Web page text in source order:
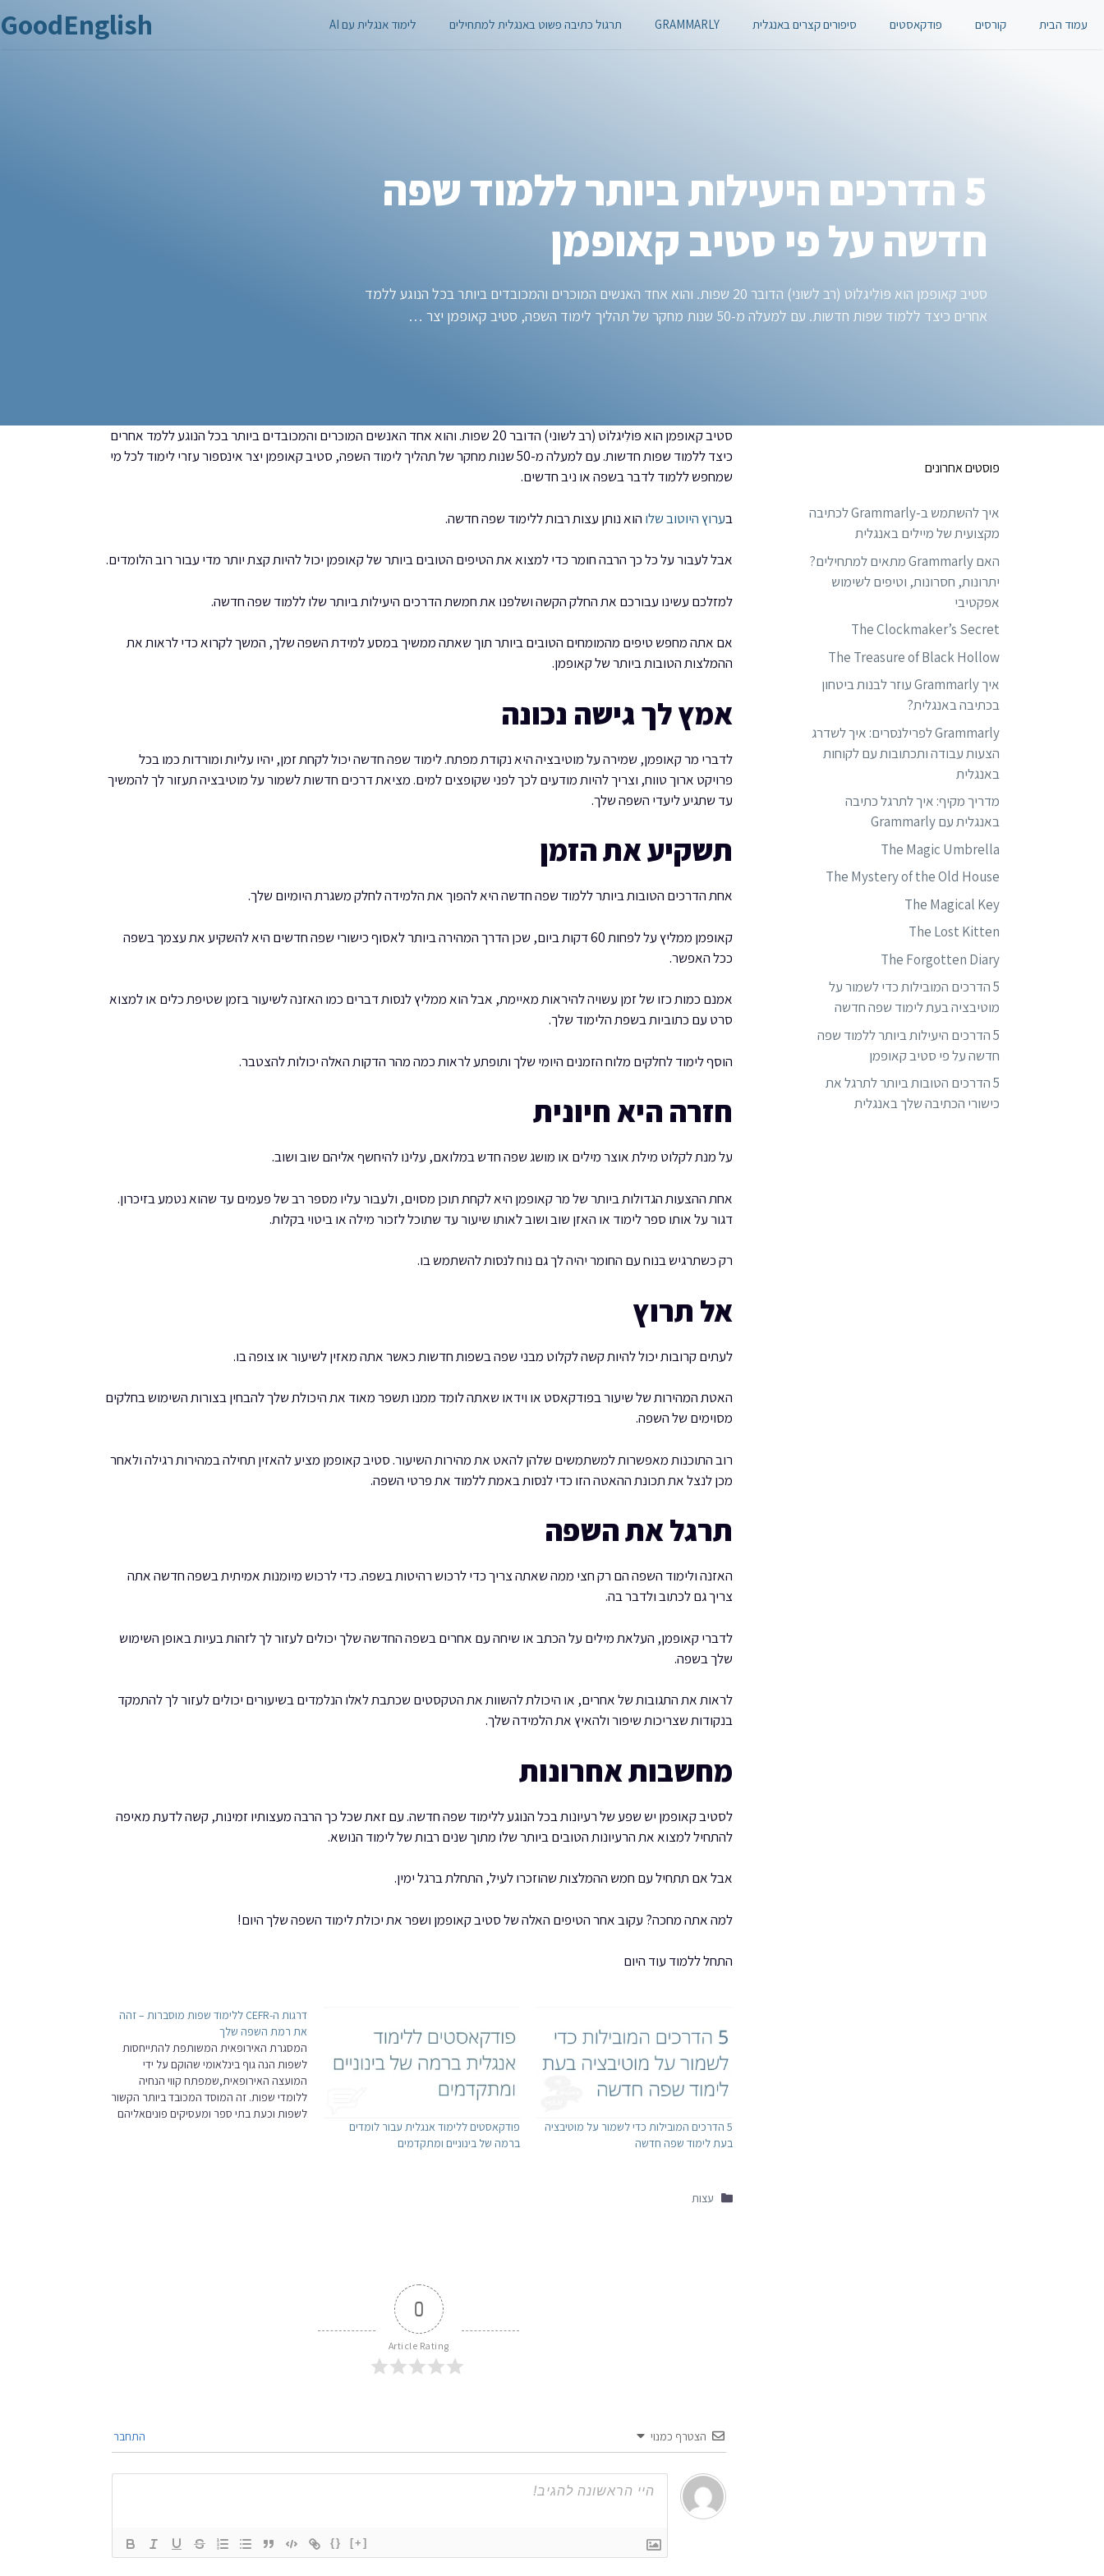
לתוכן
GoodEnglish עמוד הבית קורסים פודקאסטים סיפורים קצרים באנגלית GRAMMARLY תרגול כתיבה פשוט באנגלית למתחילים לימוד אנגלית עם AI
5 הדרכים היעילות ביותר ללמוד שפה
חדשה על פי סטיב קאופמן
סטיב קאופמן הוא פּוֹלִיגלוֹט (רב לשוני) הדובר 20 שפות. והוא אחד האנשים המוכרים והמכובדים ביותר בכל הנוגע ללמד
אחרים כיצד ללמוד שפות חדשות. עם למעלה מ-50 שנות מחקר של תהליך לימוד השפה, סטיב קאופמן יצר …
סטיב קאופמן הוא פּוֹלִיגלוֹט (רב לשוני) הדובר 20 שפות. והוא אחד האנשים המוכרים והמכובדים ביותר בכל הנוגע ללמד אחרים
כיצד ללמוד שפות חדשות. עם למעלה מ-50 שנות מחקר של תהליך לימוד השפה, סטיב קאופמן יצר אינספור עזרי לימוד לכל מי
שמחפש ללמוד לדבר בשפה או ניב חדשים.
בערוץ היוטוב שלו הוא נותן עצות רבות ללימוד שפה חדשה.
אבל לעבור על כל כך הרבה חומר כדי למצוא את הטיפים הטובים ביותר של קאופמן יכול להיות קצת יותר מדי עבור רוב הלומדים.
למזלכם עשינו עבורכם את החלק הקשה ושלפנו את חמשת הדרכים היעילות ביותר שלו ללמוד שפה חדשה.
אם אתה מחפש טיפים מהמומחים הטובים ביותר תוך שאתה ממשיך במסע למידת השפה שלך, המשך לקרוא כדי לראות את
ההמלצות הטובות ביותר של קאופמן.
אמץ לך גישה נכונה
לדברי מר קאופמן, שמירה על מוטיבציה היא נקודת מפתח. לימוד שפה חדשה יכול לקחת זמן, יהיו עליות ומורדות כמו בכל
פרויקט ארוך טווח, וצריך להיות מודעים לכך לפני שקופצים למים. מציאת דרכים חדשות לשמור על מוטיבציה תעזור לך להמשיך
עד שתגיע ליעדי השפה שלך.
תשקיע את הזמן
אחת הדרכים הטובות ביותר ללמוד שפה חדשה היא להפוך את הלמידה לחלק משגרת היומיום שלך.
קאופמן ממליץ על לפחות 60 דקות ביום, שכן הדרך המהירה ביותר לאסוף כישורי שפה חדשים היא להשקיע את עצמך בשפה
ככל האפשר.
אמנם כמות כזו של זמן עשויה להיראות מאיימת, אבל הוא ממליץ לנסות דברים כמו האזנה לשיעור בזמן שטיפת כלים או למצוא
סרט עם כתוביות בשפת הלימוד שלך.
הוסף לימוד לחלקים מלוח הזמנים היומי שלך ותופתע לראות כמה מהר הדקות האלה יכולות להצטבר.
חזרה היא חיונית
על מנת לקלוט מילת אוצר מילים או מושג שפה חדש במלואם, עלינו להיחשף אליהם שוב ושוב.
אחת ההצעות הגדולות ביותר של מר קאופמן היא לקחת תוכן מסוים, ולעבור עליו מספר רב של פעמים עד שהוא נטמע בזיכרון.
דגור על אותו ספר לימוד או האזן שוב ושוב לאותו שיעור עד שתוכל לזכור מילה או ביטוי בקלות.
רק כשתרגיש בנוח עם החומר יהיה לך גם נוח לנסות להשתמש בו.
אל תרוץ
לעתים קרובות יכול להיות קשה לקלוט מבני שפה בשפות חדשות כאשר אתה מאזין לשיעור או צופה בו.
האטת המהירות של שיעור בפודקאסט או וידאו שאתה לומד ממנו תשפר מאוד את היכולת שלך להבחין בצורות השימוש בחלקים
מסוימים של השפה.
רוב התוכנות מאפשרות למשתמשים שלהן להאט את מהירות השיעור. סטיב קאופמן מציע להאזין תחילה במהירות רגילה ולאחר
מכן לנצל את תכונת ההאטה הזו כדי לנסות באמת ללמוד את פרטי השפה.
תרגל את השפה
האזנה ולימוד השפה הם רק חצי ממה שאתה צריך כדי לרכוש רהיטות בשפה. כדי לרכוש מיומנות אמיתית בשפה חדשה אתה
צריך גם לכתוב ולדבר בה.
לדברי קאופמן, העלאת מילים על הכתב או שיחה עם אחרים בשפה החדשה שלך יכולים לעזור לך לזהות בעיות באופן השימוש
שלך בשפה.
לראות את התגובות של אחרים, או היכולת להשוות את הטקסטים שכתבת לאלו הנלמדים בשיעורים יכולים לעזור לך להתמקד
בנקודות שצריכות שיפור ולהאיץ את הלמידה שלך.
מחשבות אחרונות
לסטיב קאופמן יש שפע של רעיונות בכל הנוגע ללימוד שפה חדשה. עם זאת שכל כך הרבה מעצותיו זמינות, קשה לדעת מאיפה
להתחיל למצוא את הרעיונות הטובים ביותר שלו מתוך שנים רבות של לימוד הנושא.
אבל אם תתחיל עם חמש ההמלצות שהוזכרו לעיל, התחלת ברגל ימין.
למה אתה מחכה? עקוב אחר הטיפים האלה של סטיב קאופמן ושפר את יכולת לימוד השפה שלך היום!
התחל ללמוד עוד היום
5 הדרכים המובילות כדי לשמור על מוטיבציה
בעת לימוד שפה חדשה
פודקאסטים ללימוד אנגלית עבור לומדים
ברמה של בינוניים ומתקדמים
דרגות ה-CEFR ללימוד שפות מוסברות – זהה
את רמת השפה שלך
המסגרת האירופאית המשותפת להתייחסות
לשפות הנה גוף בינלאומי שהוקם על ידי
המועצה האירופאית,שמפתח קווי הנחיה
ללומדי שפות. זה המוסד המכובד ביותר הקשור
לשפות וכעת בתי ספר ומעסיקים פוניםאליהם
קטגוריות
עצות
0
Article Rating
הצטרף כמנוי התחבר
{} [+]
פוסטים אחרונים
איך להשתמש ב-Grammarly לכתיבה
מקצועית של מיילים באנגלית
האם Grammarly מתאים למתחילים?
יתרונות, חסרונות, וטיפים לשימוש
אפקטיבי
The Clockmaker’s Secret
The Treasure of Black Hollow
איך Grammarly עוזר לבנות ביטחון
בכתיבה באנגלית?
Grammarly לפרילנסרים: איך לשדרג
הצעות עבודה ותכתובות עם לקוחות
באנגלית
מדריך מקיף: איך לתרגל כתיבה
באנגלית עם Grammarly
The Magic Umbrella
The Mystery of the Old House
The Magical Key
The Lost Kitten
The Forgotten Diary
5 הדרכים המובילות כדי לשמור על
מוטיבציה בעת לימוד שפה חדשה
5 הדרכים היעילות ביותר ללמוד שפה
חדשה על פי סטיב קאופמן
5 הדרכים הטובות ביותר לתרגל את
כישורי הכתיבה שלך באנגלית